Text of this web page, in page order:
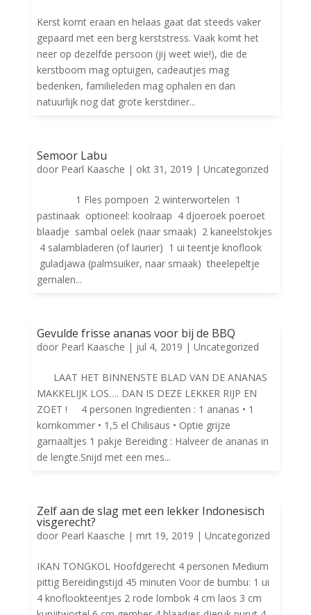
Kerst komt eraan en helaas gaat dat steeds vaker
gepaard met een berg kerststress. Vaak komt het
neer op dezelfde persoon (jij weet wie!), die de
kerstboom mag optuigen, cadeautjes mag
bedenken, familieleden mag ophalen en dan
natuurlijk nog dat grote kerstdiner...
Semoor Labu
door Pearl Kaasche | okt 31, 2019 | Uncategorized
1 Fles pompoen 2 winterwortelen 1
pastinaak optioneel: koolraap 4 djoeroek poeroet
blaadje sambal oelek (naar smaak) 2 kaneelstokjes
4 salambladeren (of laurier) 1 ui teentje knoflook
guladjawa (palmsuiker, naar smaak) theelepeltje
gemalen...
Gevulde frisse ananas voor bij de BBQ
door Pearl Kaasche | jul 4, 2019 | Uncategorized
LAAT HET BINNENSTE BLAD VAN DE ANANAS
MAKKELIJK LOS…. DAN IS DEZE LEKKER RIJP EN
ZOET ! 4 personen Ingredienten : 1 ananas • 1
komkommer • 1,5 el Chilisaus • Optie grijze
garnaaltjes 1 pakje Bereiding : Halveer de ananas in
de lengte.Snijd met een mes...
Zelf aan de slag met een lekker Indonesisch
visgerecht?
door Pearl Kaasche | mrt 19, 2019 | Uncategorized
IKAN TONGKOL Hoofdgerecht 4 personen Medium
pittig Bereidingstijd 45 minuten Voor de bumbu: 1 ui
4 knoflookteentjes 2 rode lombok 4 cm laos 3 cm